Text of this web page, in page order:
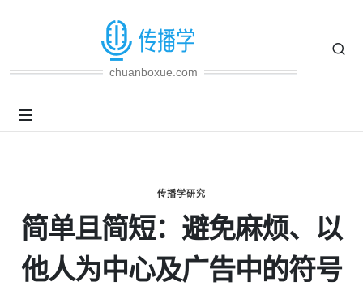
chuanboxue.com
传播学研究
简单且简短：避免麻烦、以
他人为中心及广告中的符号